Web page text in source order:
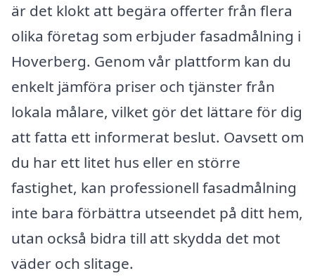
är det klokt att begära offerter från flera
olika företag som erbjuder fasadmålning i
Hoverberg. Genom vår plattform kan du
enkelt jämföra priser och tjänster från
lokala målare, vilket gör det lättare för dig
att fatta ett informerat beslut. Oavsett om
du har ett litet hus eller en större
fastighet, kan professionell fasadmålning
inte bara förbättra utseendet på ditt hem,
utan också bidra till att skydda det mot
väder och slitage.